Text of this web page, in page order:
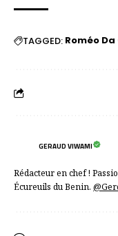
TAGGED: Roméo
GERAUD VIWAMI
Rédacteur en chef !
Écureuils du Benin.